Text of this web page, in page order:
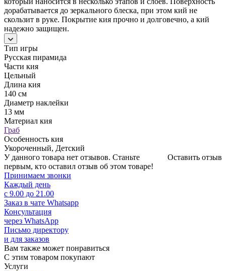
дорабатывается до зеркального блеска, при этом кий не
скользит в руке. Покрытие кия прочно и долговечно, а кий
надежно защищен.
Тип игры
Русская пирамида
Части кия
Цельный
Длина кия
140 см
Диаметр наклейки
13 мм
Материал кия
Граб
Особенность кия
Укороченный, Детский
Оставить отзыв
У данного товара нет отзывов. Станьте
первым, кто оставил отзыв об этом товаре!
Принимаем звонки
Каждый день
с 9.00 до 21.00
Заказ в чате Whatsapp
Консультация
через WhatsApp
Письмо директору
и для заказов
Вам также может понравиться
С этим товаром покупают
Услуги